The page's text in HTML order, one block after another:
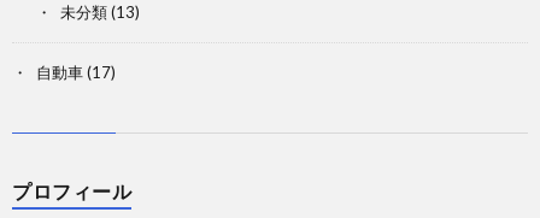
未分類(13)
自動車(17)
プロフィール